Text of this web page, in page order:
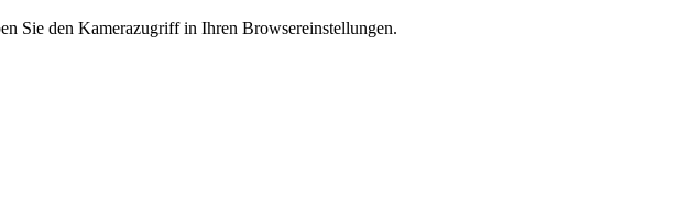
Sie den Kamerazugriff in Ihren Browsereinstellungen.